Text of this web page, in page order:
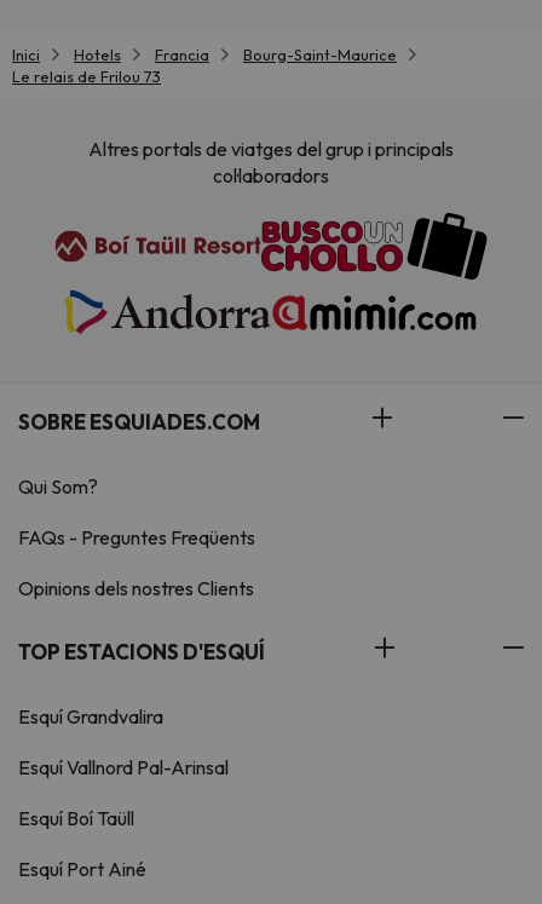
Inici Hotels Francia
Bourg-Saint-Maurice
Le relais de Frilou 73
Altres portals de viatges del grup i principals
col·laboradors
SOBRE ESQUIADES.COM
Qui Som?
FAQs - Preguntes Freqüents
Opinions dels nostres Clients
TOP ESTACIONS D'ESQUÍ
Esquí Grandvalira
Esquí Vallnord Pal-Arinsal
Esquí Boí Taüll
Esquí Port Ainé